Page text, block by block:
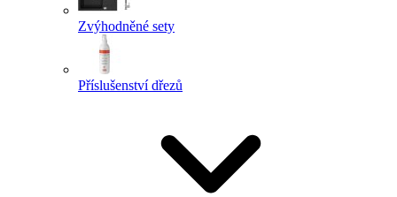
Zvýhodněné sety
Příslušenství dřezů